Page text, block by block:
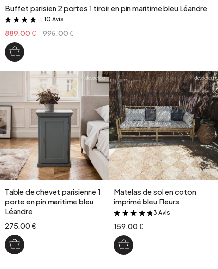
Buffet parisien 2 portes 1 tiroir en pin maritime bleu Léandre
&
10 Avis
889.00 € 995.00 €
Table de chevet parisienne 1
porte en pin maritime bleu
Léandre
275.00 €
Matelas de sol en coton
imprimé bleu Fleurs
&
3 Avis
159.00 €